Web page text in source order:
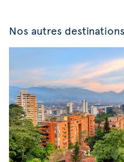
Nos autres